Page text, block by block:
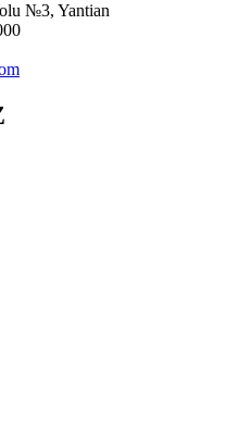
№3, Yantian